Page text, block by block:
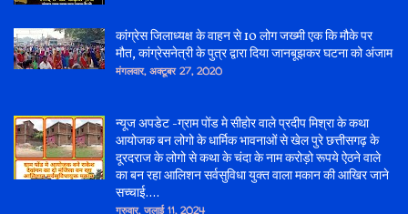
कांग्रेस जिलाध्यक्ष के वाहन से 10 लोग जख्मी एक कि मौके पर
मौत, कांग्रेसनेत्री के पुत्र द्वारा दिया जानबूझकर घटना को अंजाम
मंगलवार, अक्टूबर 27, 2020
न्यूज अपडेट -ग्राम पोंड मे सीहोर वाले प्रदीप मिश्रा के कथा
आयोजक बन लोगो के धार्मिक भावनाओं से खेल पुरे छत्तीसगढ़ के
दूरदराज के लोगो से कथा के चंदा के नाम करोड़ो रूपये ऐठने वाले
का बन रहा आलिशन सर्वसुविधा युक्त वाला मकान की आखिर जाने
सच्चाई....
गुरुवार, जुलाई 11, 2024